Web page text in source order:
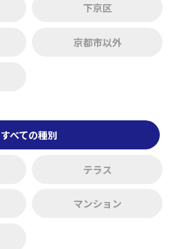
下京区
京都市以外
すべての種別
テラス
マンション